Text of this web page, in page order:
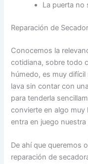
La puerta no
Reparación de
Conocemos la
cotidiana, sobre todo
húmedo, es muy
lava sin contar con
para tenderla
convierte en algo
entra en juego
De ahí que queremos
reparación de